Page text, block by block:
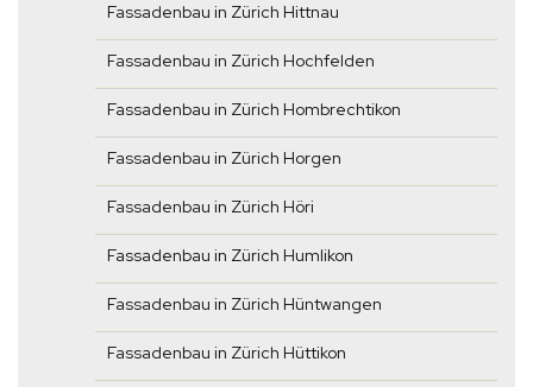
Fassadenbau in Zürich Hittnau
Fassadenbau in Zürich Hochfelden
Fassadenbau in Zürich Hombrechtikon
Fassadenbau in Zürich Horgen
Fassadenbau in Zürich Höri
Fassadenbau in Zürich Humlikon
Fassadenbau in Zürich Hüntwangen
Fassadenbau in Zürich Hüttikon